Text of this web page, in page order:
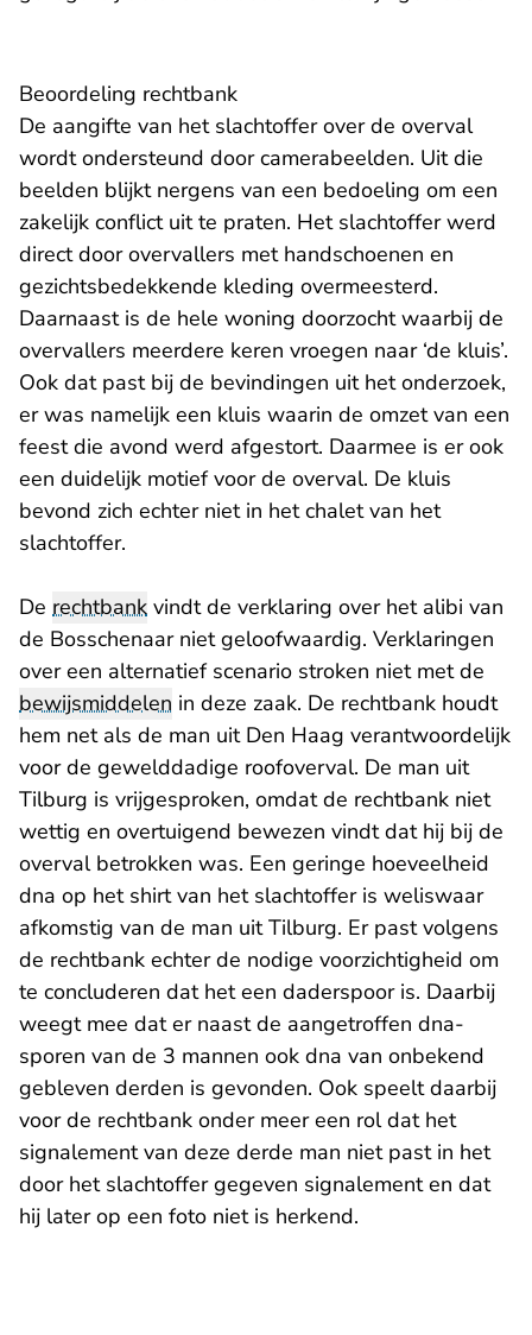
Beoordeling rechtbank
De aangifte van het slachtoffer over de overval
wordt ondersteund door camerabeelden. Uit die
beelden blijkt nergens van een bedoeling om een
zakelijk conflict uit te praten. Het slachtoffer werd
direct door overvallers met handschoenen en
gezichtsbedekkende kleding overmeesterd.
Daarnaast is de hele woning doorzocht waarbij de
overvallers meerdere keren vroegen naar ‘de kluis’.
Ook dat past bij de bevindingen uit het onderzoek,
er was namelijk een kluis waarin de omzet van een
feest die avond werd afgestort. Daarmee is er ook
een duidelijk motief voor de overval. De kluis
bevond zich echter niet in het chalet van het
slachtoffer.
De rechtbank vindt de verklaring over het alibi van
de Bosschenaar niet geloofwaardig. Verklaringen
over een alternatief scenario stroken niet met de
bewijsmiddelen in deze zaak. De rechtbank houdt
hem net als de man uit Den Haag verantwoordelijk
voor de gewelddadige roofoverval. De man uit
Tilburg is vrijgesproken, omdat de rechtbank niet
wettig en overtuigend bewezen vindt dat hij bij de
overval betrokken was. Een geringe hoeveelheid
dna op het shirt van het slachtoffer is weliswaar
afkomstig van de man uit Tilburg. Er past volgens
de rechtbank echter de nodige voorzichtigheid om
te concluderen dat het een daderspoor is. Daarbij
weegt mee dat er naast de aangetroffen dna-
sporen van de 3 mannen ook dna van onbekend
gebleven derden is gevonden. Ook speelt daarbij
voor de rechtbank onder meer een rol dat het
signalement van deze derde man niet past in het
door het slachtoffer gegeven signalement en dat
hij later op een foto niet is herkend.